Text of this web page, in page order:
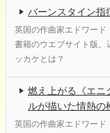
バーンスタイン指
英国の作曲家エドワー
書籍のウエブサイト版。
ッカケとは？
燃え上がる《エ
ルが描いた情熱の
英国の作曲家エドワー